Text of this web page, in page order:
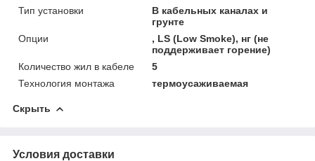
Тип установки
В кабельных каналах и
грунте
Опции
, LS (Low Smoke), нг (не
поддерживает горение)
Количество жил в кабеле
5
Технология монтажа
термоусаживаемая
Скрыть
Условия доставки